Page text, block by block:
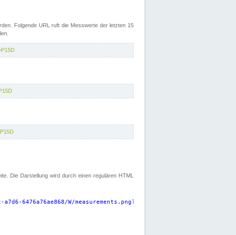
Folgende URL ruft die Messwerte der letzten 15
Die Darstellung wird durch einen regulären HTML
W/